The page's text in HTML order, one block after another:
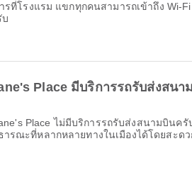
รที่โรงแรม แขกทุกคนสามารถเข้าถึง Wi-
บ
Place มีบริการรถรับส่งสน
Place ไม่มีบริการรถรับส่งสนามบินค
รณะที่หลากหลายทางในเมืองได้โดยสะดว